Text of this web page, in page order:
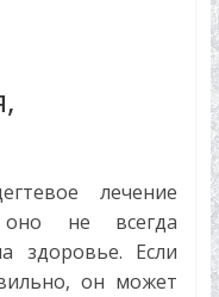
лечение
оно не всегда
здоровье. Если
он может